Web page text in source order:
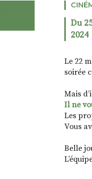
Du
2024
Le 22
soirée
Mais
Il ne
Les
Vous
Belle